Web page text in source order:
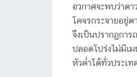
อวกาศจะพบว่าดา
โคจรกระจายอยู่
จึงเป็นปรากฏกา
ปลอดโปร่งไม่มีเ
หัวค่ำได้ทั่วประเท